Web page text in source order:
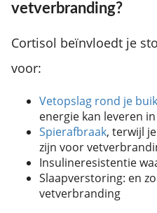
vetverbranding?
Cortisol beïnvloedt je
voor:
Vetopslag rond je buik
energie kan leveren
Spierafbraak, terwijl
zijn voor
Insulineresistentie
Slaapverstoring: en
vetverbranding